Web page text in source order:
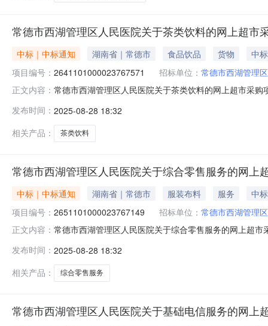
常德市西湖管理区人民医院关于茶类饮料的网上超市
中标｜中标通知 湖南省｜常德市 食品饮品 货物
中
项目编号： 2641101000023767571 招标单位： 常德市西湖管理
正文内容： 常德市西湖管理区人民医院关于茶类饮料的网上超市采
所在行政区划名称:湖南省常德市西湖管理区报价起止时
发布时间： 2025-08-28 18:32
相关产品：
茶类饮料
常德市西湖管理区人民医院关于综合零售服务的网上
中标｜中标通知 湖南省｜常德市 服装布料 服务
中
项目编号： 2651101000023767149 招标单位： 常德市西湖管理
正文内容： 常德市西湖管理区人民医院关于综合零售服务的网上超
码:430714项目所在行政区划名称:湖南省常德市西湖管
发布时间： 2025-08-28 18:32
相关产品：
综合零售服务
常德市西湖管理区人民医院关于基础电信服务的网上